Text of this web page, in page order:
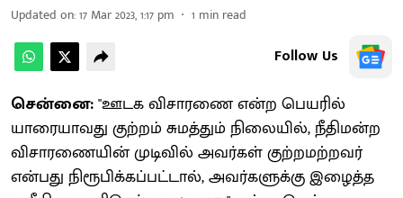
Updated on:17 Mar 2023, 1:17 pm 1 min read
Follow Us
சென்னை:"ஊடக விசாரணை என்ற பெயரில்
யாரையாவது குற்றம் சுமத்தும் நிலையில், நீதிமன்ற
விசாரணையின் முடிவில் அவர்கள் குற்றமற்றவர்
என்பது நிரூபிக்கப்பட்டால், அவர்களுக்கு இழைத்த